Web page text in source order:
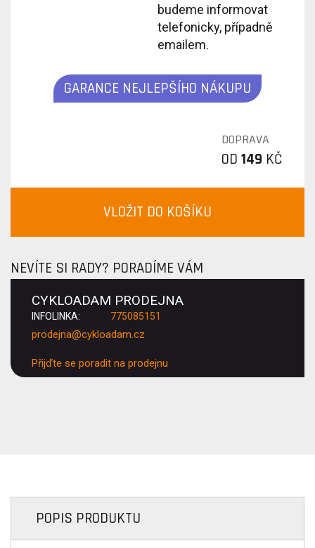
budeme informovat
telefonicky, případně
emailem.
GARANCE NEJLEPŠÍHO NÁKUPU
DOPRAVA
OD 149 KČ
VLOŽIT DO KOŠÍKU
NEVÍTE SI RADY? PORADÍME VÁM
CYKLOADAM PRODEJNA
INFOLINKA: 775085151
prodejna@cykloadam.cz
Přijďte se poradit na prodejnu
POPIS PRODUKTU